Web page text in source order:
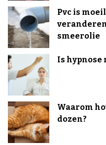
Pvc is
smeerolie
Is hypnose
Waarom
dozen?